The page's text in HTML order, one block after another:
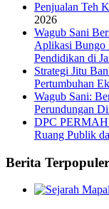
Penjualan Teh
2026
Wagub Sani
Aplikasi Bungo
Pendidikan di
Strategi Jitu
Pertumbuhan
Wagub Sani:
Perundungan
DPC
Ruang Publik
Berita Terpopuler